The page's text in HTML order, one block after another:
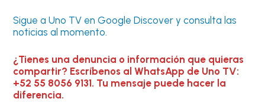
Sigue a Uno TV en Google Discover y consulta las
noticias al momento.
¿Tienes una denuncia o información que quieras
compartir? Escríbenos al WhatsApp de Uno TV:
+52 55 8056 9131. Tu mensaje puede hacer la
diferencia.